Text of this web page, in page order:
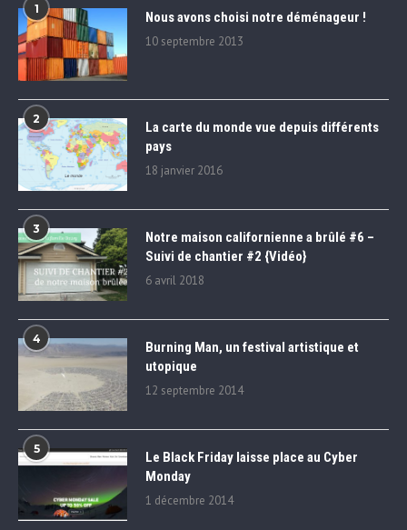
1 Nous avons choisi notre déménageur !
10 septembre 2013
2
La carte du monde vue depuis différents
pays
18 janvier 2016
3
Notre maison californienne a brûlé #6 –
Suivi de chantier #2 {Vidéo}
6 avril 2018
4
Burning Man, un festival artistique et
utopique
12 septembre 2014
5
Le Black Friday laisse place au Cyber
Monday
1 décembre 2014